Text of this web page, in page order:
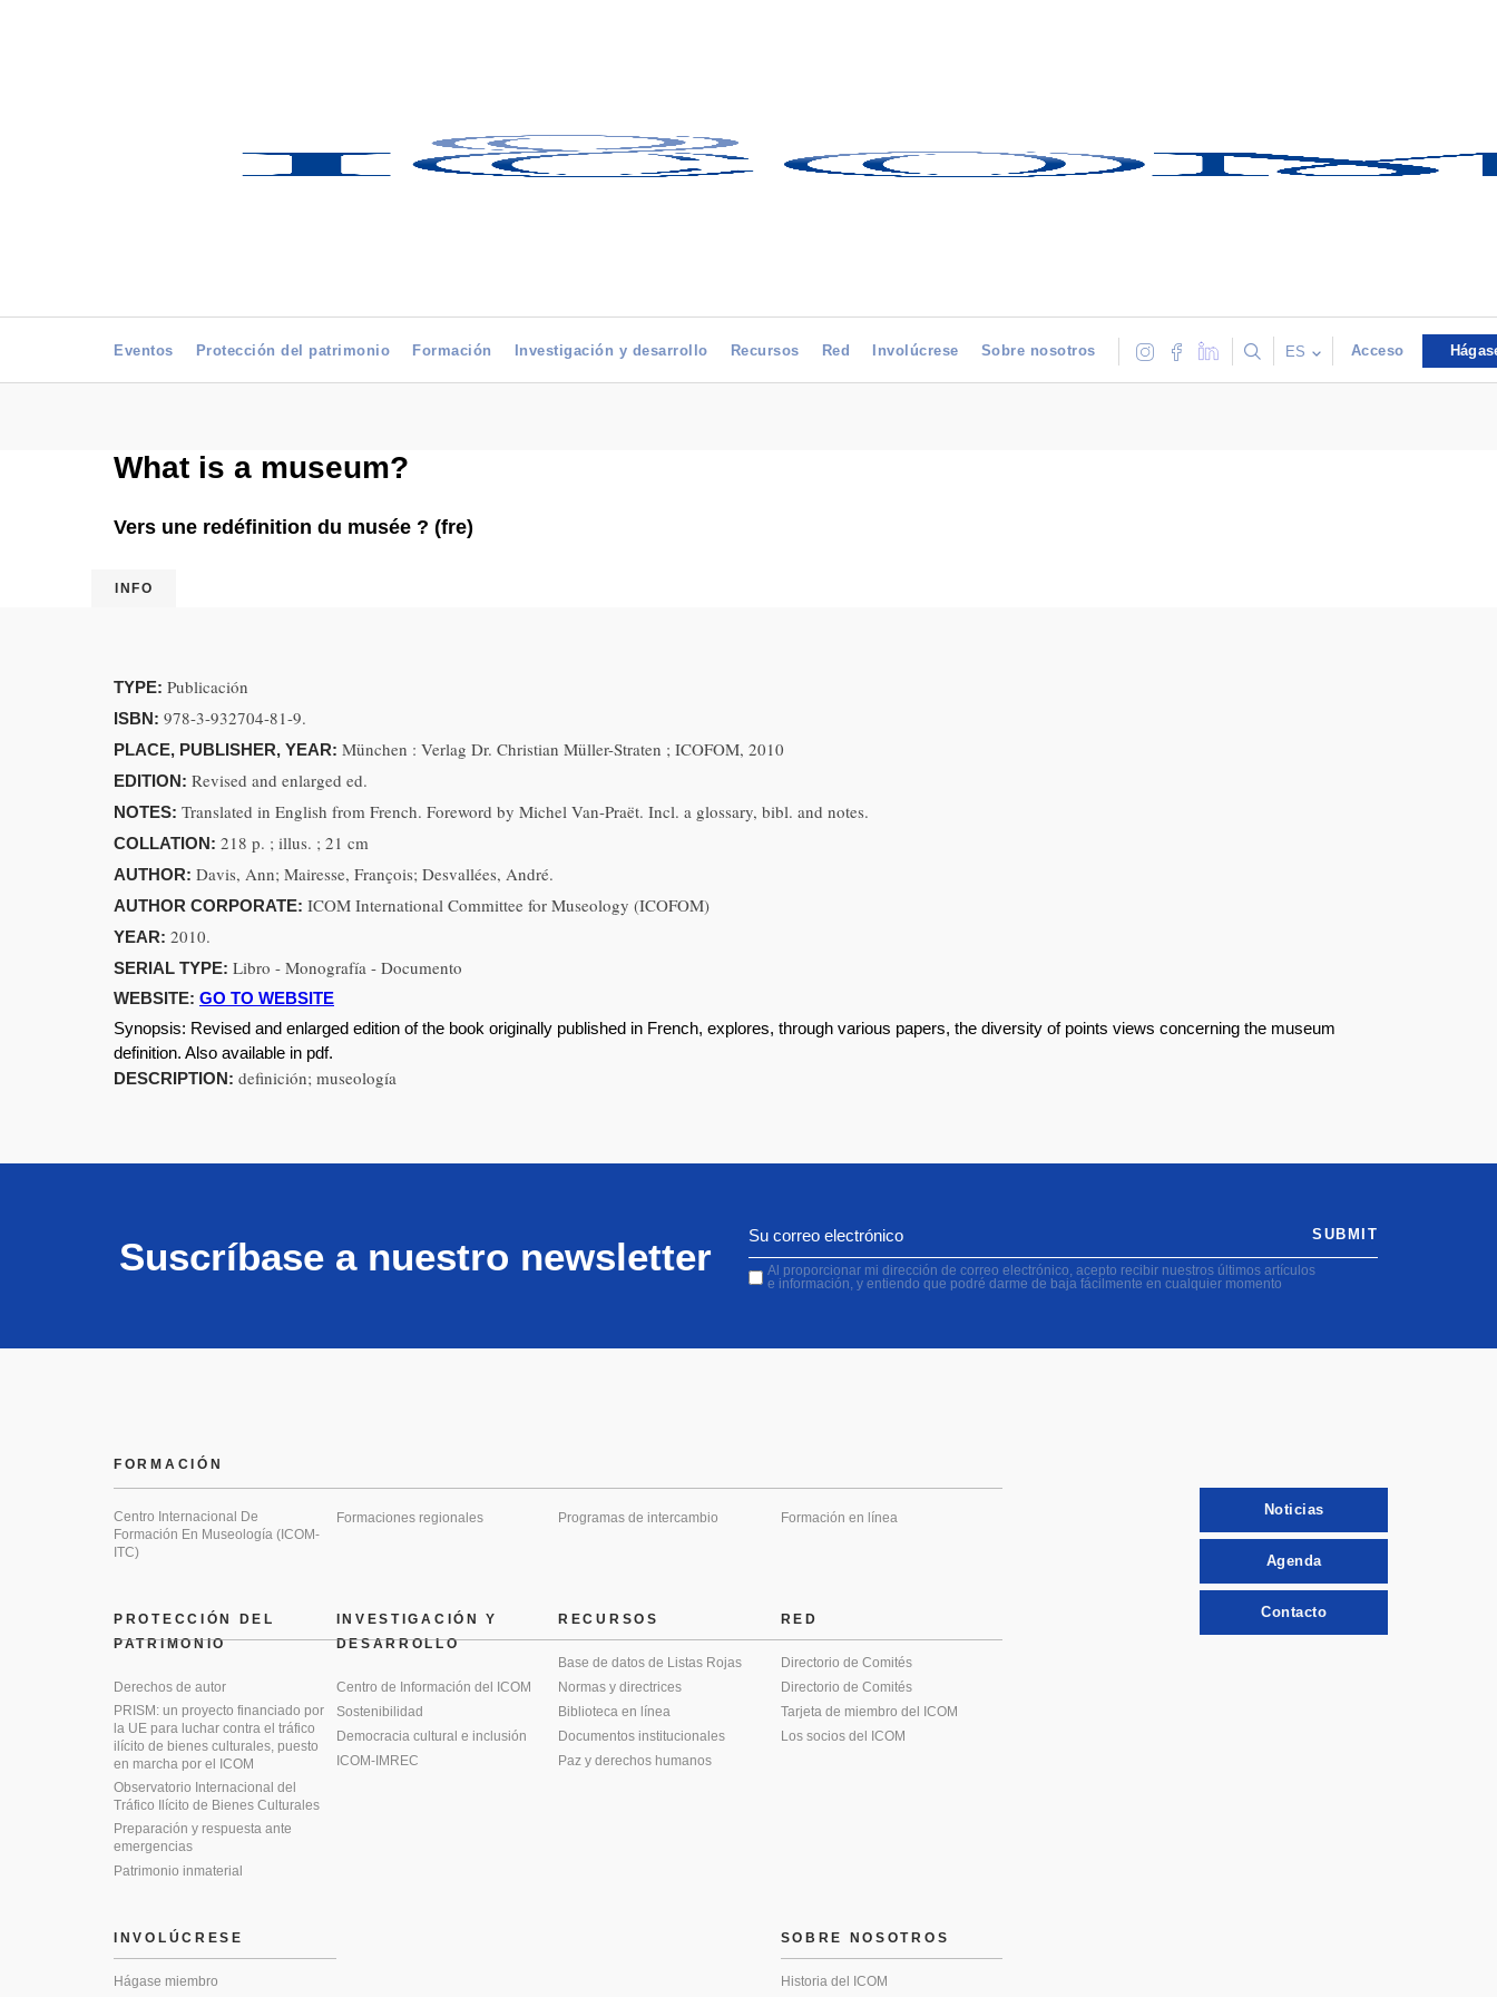
Eventos Protección del patrimonio Formación Investigación y desarrollo Recursos Red Involúcrese Sobre nosotros ES Acceso
What is a museum?
Vers une redéfinition du musée ? (fre)
INFO
TYPE: Publicación
ISBN: 978-3-932704-81-9.
PLACE, PUBLISHER, YEAR: München : Verlag Dr. Christian Müller-Straten ; ICOFOM, 2010
EDITION: Revised and enlarged ed.
NOTES: Translated in English from French. Foreword by Michel Van-Praët. Incl. a glossary, bibl. and notes.
COLLATION: 218 p. ; illus. ; 21 cm
AUTHOR: Davis, Ann; Mairesse, François; Desvallées, André.
AUTHOR CORPORATE: ICOM International Committee for Museology (ICOFOM)
YEAR: 2010.
SERIAL TYPE: Libro - Monografía - Documento
WEBSITE: GO TO WEBSITE
Synopsis: Revised and enlarged edition of the book originally published in French, explores, through various papers, the diversity of points views concerning the museum
definition. Also available in pdf.
DESCRIPTION: definición; museología
Suscríbase a nuestro newsletter
Al proporcionar mi dirección de correo electrónico, acepto recibir nuestros últimos artículos
e información, y entiendo que podré darme de baja fácilmente en cualquier momento
SUBMIT
PROTECCIÓN DEL
PATRIMONIO
Derechos de autor
PRISM: un proyecto financiado por
la UE para luchar contra el tráfico
ilícito de bienes culturales, puesto
en marcha por el ICOM
Observatorio Internacional del
Tráfico Ilícito de Bienes Culturales
Preparación y respuesta ante
emergencias
Patrimonio inmaterial
FORMACIÓN
Centro Internacional De
Formación En Museología (ICOM-
ITC)
Formaciones regionales Programas de intercambio Formación en línea
INVESTIGACIÓN Y
DESARROLLO
Centro de Información del ICOM
Sostenibilidad
Democracia cultural e inclusión
ICOM-IMREC
RECURSOS
Base de datos de Listas Rojas
Normas y directrices
Biblioteca en línea
Documentos institucionales
Paz y derechos humanos
RED
Directorio de Comités
Directorio de Comités
Tarjeta de miembro del ICOM
Los socios del ICOM
INVOLÚCRESE
Hágase miembro
SOBRE NOSOTROS
Historia del ICOM
Noticias
Agenda
Contacto